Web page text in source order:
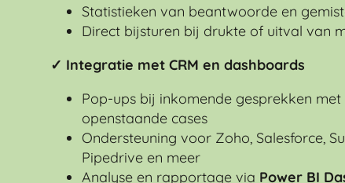
Statistieken van beantwoorde en
Direct bijsturen bij drukte of uitval van
✓ Integratie met CRM en dashboards
Pop-ups bij inkomende gesprekken
openstaande cases
Ondersteuning voor Zoho, Salesforce,
Pipedrive en meer
Analyse en rapportage via Power BI